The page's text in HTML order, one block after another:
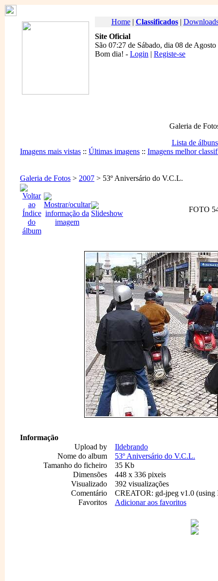
Home| Classificados|
Site Oficial
São 07:27 de Sábado, dia 08 de
Bom dia! - Login | Registe-se
Galeria de
Lista de álbuns
Imagens mais vistas :: Últimas imagens :: Imagens melhor
Galeria de Fotos > 2007 > 53º Aniversário do V.C.L.
FOTO
Informação
Upload by
Ildebrando
Nome do album
53º Aniversário do V.C.L.
Tamanho do ficheiro
35 Kb
Dimensões
448 x 336 pixeis
Visualizado
392 visualizações
Comentário
CREATOR: gd-jpeg v1.0
Favoritos
Adicionar aos favoritos